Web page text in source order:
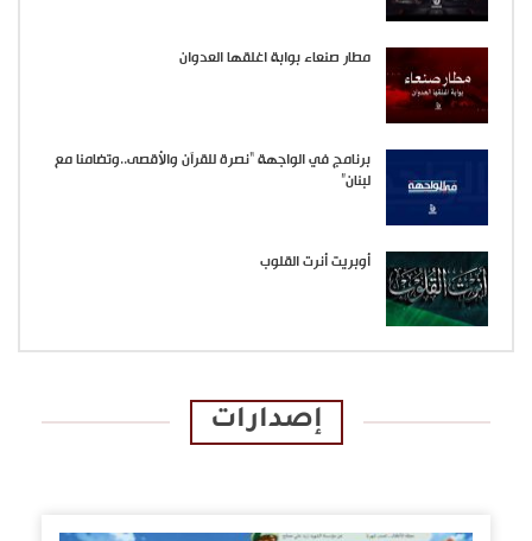
مطار صنعاء بوابة اغلقها العدوان
برنامج في الواجهة “نصرة للقرآن والأقصى..وتضامنا مع
لبنان”
أوبريت أنرت القلوب
إصدارات